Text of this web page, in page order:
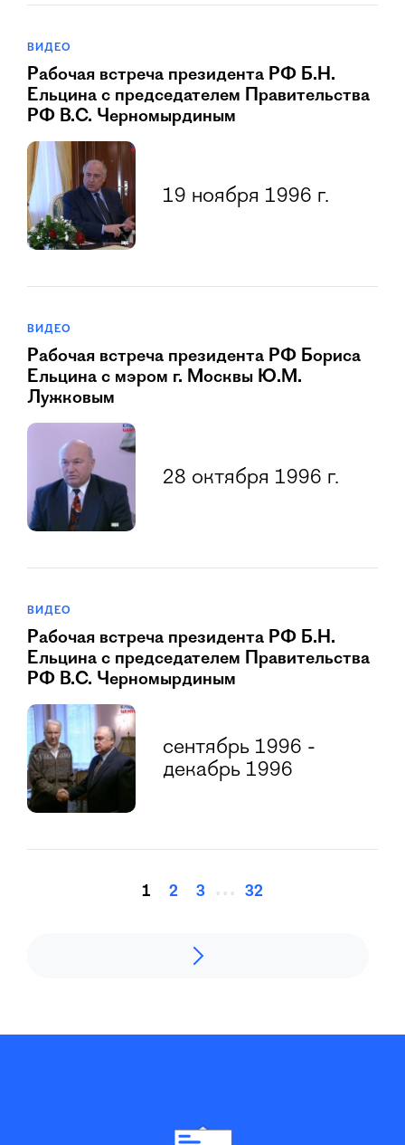
ВИДЕО
Рабочая встреча президента РФ Б.Н.
Ельцина с председателем Правительства
РФ В.С. Черномырдиным
19 ноября 1996 г.
ВИДЕО
Рабочая встреча президента РФ Бориса
Ельцина с мэром г. Москвы Ю.М.
Лужковым
28 октября 1996 г.
ВИДЕО
Рабочая встреча президента РФ Б.Н.
Ельцина с председателем Правительства
РФ В.С. Черномырдиным
сентябрь 1996 -
декабрь 1996
1 2 3 ... 32